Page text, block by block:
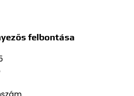
felbontása